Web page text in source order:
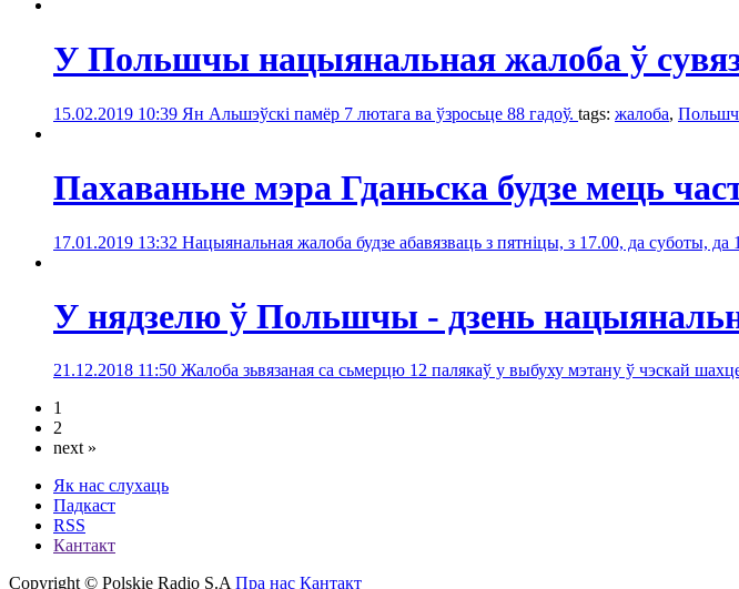
У Польшчы нацыянальная жалоба ў
15.02.2019 10:39 Ян Альшэўскі памёр 7 лютага ва ўзросьце 88 гадоў. tags: жалобa,
Пахаваньне мэра Гданьска будзе мець
17.01.2019 13:32 Нацыянальная жалоба будзе абавязваць з пятніцы, з 17.00, да суботы, да
У нядзелю ў Польшчы - дзень
21.12.2018 11:50 Жалоба зьвязаная са сьмерцю 12 палякаў у выбуху мэтану ў чэскай
1
2
next »
Як нас слухаць
Падкаст
RSS
Кантакт
Copyright © Polskie Radio S.A Пра нас Кантакт